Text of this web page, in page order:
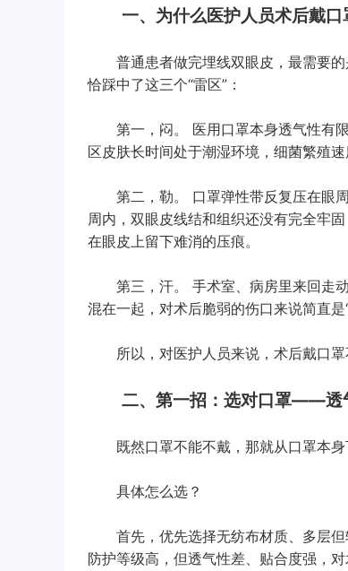
一、为什么医护人员术后戴口
普通患者做完埋线双眼皮，最需要的
恰踩中了这三个“雷区”：
第一，闷。 医用口罩本身透气性有限
区皮肤长时间处于潮湿环境，细菌繁殖速
第二，勒。 口罩弹性带反复压在眼周
周内，双眼皮线结和组织还没有完全牢
在眼皮上留下难消的压痕。
第三，汗。 手术室、病房里来回走动
混在一起，对术后脆弱的伤口来说简直是“
所以，对医护人员来说，术后戴口罩
二、第一招：选对口罩——透
既然口罩不能不戴，那就从口罩本身
具体怎么选？
首先，优先选择无纺布材质、多层但
防护等级高，但透气性差、贴合度强，